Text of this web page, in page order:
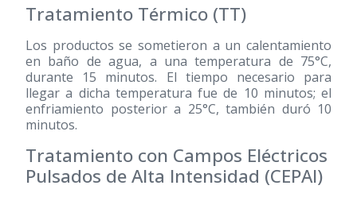
Tratamiento Térmico (TT)
Los productos se sometieron a un calentamiento
en baño de agua, a una temperatura de 75°C,
durante 15 minutos. El tiempo necesario para
llegar a dicha temperatura fue de 10 minutos; el
enfriamiento posterior a 25°C, también duró 10
minutos.
Tratamiento con Campos Eléctricos
Pulsados de Alta Intensidad (CEPAI)